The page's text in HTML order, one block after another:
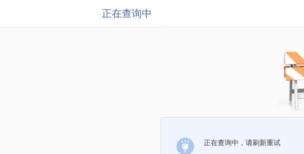
正在查询中
正在查询中，请刷新重试